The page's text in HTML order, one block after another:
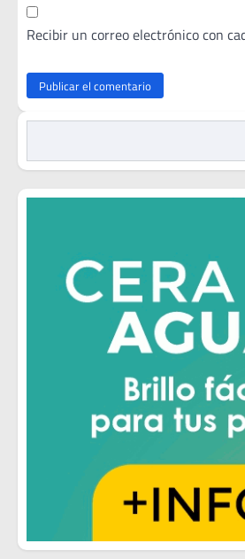
Recibir un correo electrónico con